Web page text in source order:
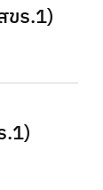
ขร.1)